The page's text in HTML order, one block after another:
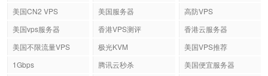
美国CN2 VPS
美国服务器
高防VPS
美国vps服务器
香港VPS测评
香港云服务器
美国不限流量VPS
极光KVM
美国VPS推荐
1Gbps
腾讯云秒杀
美国便宜服务器